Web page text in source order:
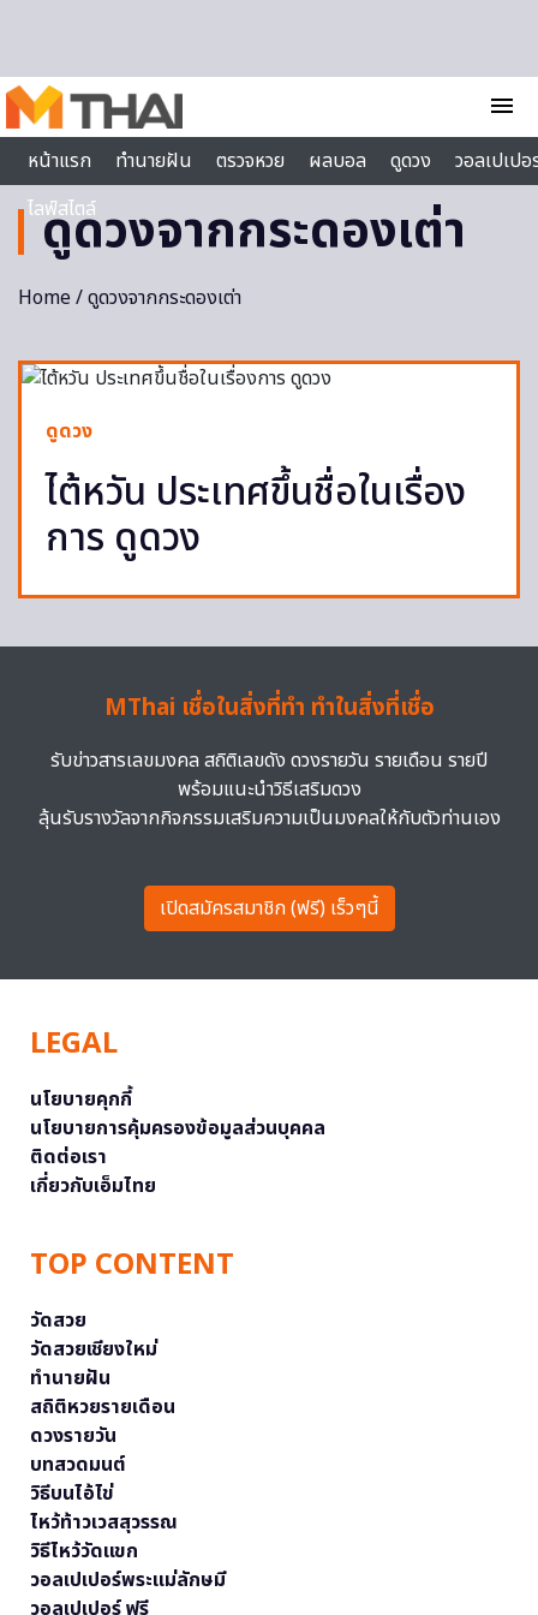
menu
หน้าแรก
ทำนายฝัน ตรวจหวย ผลบอล ดูดวง
วอลเปเป
ไลฟ์สไตล์
ดูดวงจากกระดองเต่า
Home/ ดูดวงจากกระดองเต่า
ดูดวง
ไต้หวัน ประเทศขึ้นชื่อในเรื่อง
การ ดูดวง
MThai เชื่อในสิ่งที่ทำ ทำในสิ่งที่เชื่อ
รับข่าวสารเลขมงคล สถิติเลขดัง ดวงรายวัน รายเดือน รายปี
พร้อมแนะนำวิธีเสริมดวง
ลุ้นรับรางวัลจากกิจกรรมเสริมความเป็นมงคลให้กับตัวท่านเอง
เปิดสมัครสมาชิก (ฟรี) เร็วๆนี้
LEGAL
นโยบายคุกกี้
นโยบายการคุ้มครองข้อมูลส่วนบุคคล
ติดต่อเรา
เกี่ยวกับเอ็มไทย
TOP CONTENT
วัดสวย
วัดสวยเชียงใหม่
ทำนายฝัน
สถิติหวยรายเดือน
ดวงรายวัน
บทสวดมนต์
วิธีบนไอ้ไข่
ไหว้ท้าวเวสสุวรรณ
วิธีไหว้วัดแขก
วอลเปเปอร์พระแม่ลักษมี
วอลเปเปอร์ ฟรี